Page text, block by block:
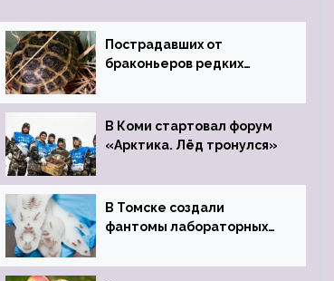
Пострадавших от
браконьеров редких
Ростовский зоопарк
В Коми стартовал форум
«Арктика. Лёд тронулся»
В Томске создали
фантомы лабораторных